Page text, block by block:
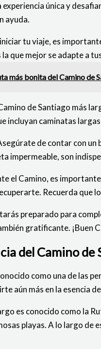
experiencia única y
ayuda.
tu viaje, es
que mejor se adapte a
más bonita del Camino de
de Santiago más
incluyan caminatas
de contar con un
impermeable, son
el Camino, es
Recuerda que
preparado para
gratificante. ¡Buen
del Camino de
como una de las
aún más en la esencia
es conocido como la
playas. A lo largo de